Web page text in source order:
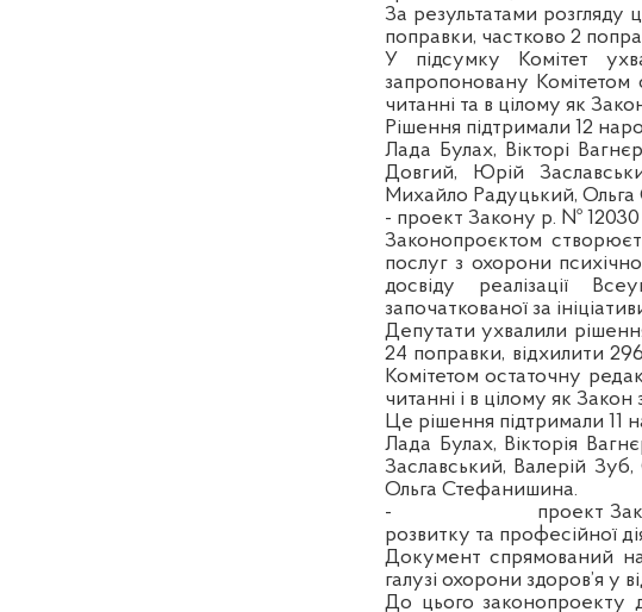
За результатами розгляду
поправки, частково 2
У підсумку Комітет
запропоновану
читанні та в цілому як
Рішення підтримали 12
Лада Булах, Вікторі
Довгий, Юрій
Михайло Радуцький,
- проект Закону р. № 12030
Законопроєктом
послуг з охорони
досвіду реалізації
започаткованої за
Депутати ухвалили
24 поправки, відхилити
Комітетом остаточну
читанні і в цілому як
Це рішення підтримали 11
Лада Булах, Вікторія
Заславський, Валерій
Ольга Стефанишина.
-
проект
розвитку та професійної
Документ спрямований на
галузі охорони здоров’я у
До цього законопроекту